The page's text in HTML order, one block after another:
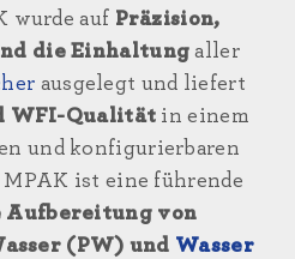
wurde auf Präzision,
die Einhaltung aller
ausgelegt und liefert
WFI-Qualität in einem
undkonfigurierbaren
MPAK ist eine führende
Aufbereitung von
(PW) und Wasser